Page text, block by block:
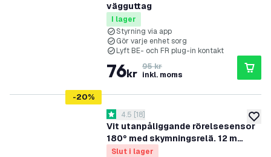
vägguttag
I lager
Styrning via app
Gör varje enhet sorg
Lyft BE- och FR plug-in kontakt
76kr 95 kr
inkl. moms
lägg
-20%
Vit utanpåliggande rörelsesensor
180° med skymningsrelä. 12 m
räckvidd. max 600 W. IP65
öppna recensionspanel
4.5 stjärnbetyg
4.5 [18]
Slut i lager